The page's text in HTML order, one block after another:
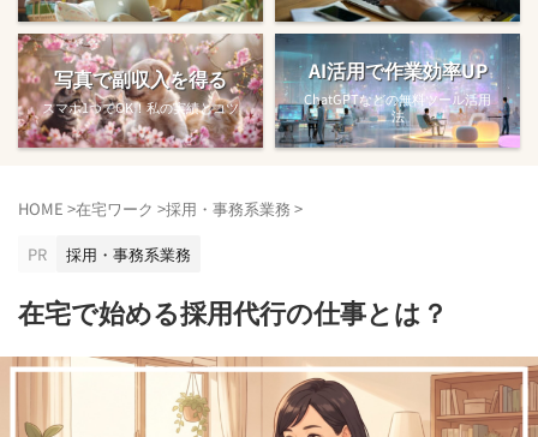
写真で副収入を得る
スマホ1つでOK！私の実績とコツ
AI活用で作業効率UP
ChatGPTなどの無料ツール活用
法
HOME >在宅ワーク >採用・事務系業務 >
PR
採用・事務系業務
在宅で始める採用代行の仕事とは？